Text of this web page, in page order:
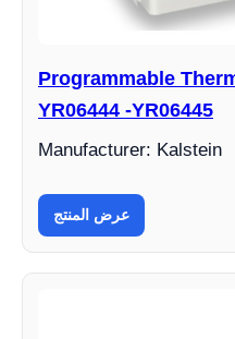
Programmable
YR06444 -YR06445
Manufacturer: Kalstein
عرض المنتج